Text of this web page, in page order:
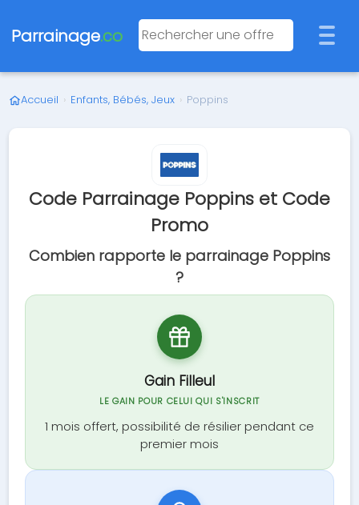
Parrainage.co
Accueil › Enfants, Bébés, Jeux › Poppins
Code Parrainage Poppins et Code
Promo
Combien rapporte le parrainage Poppins
?
Gain Filleul
LE GAIN POUR CELUI QUI S'INSCRIT
1 mois offert, possibilité de résilier pendant ce
premier mois